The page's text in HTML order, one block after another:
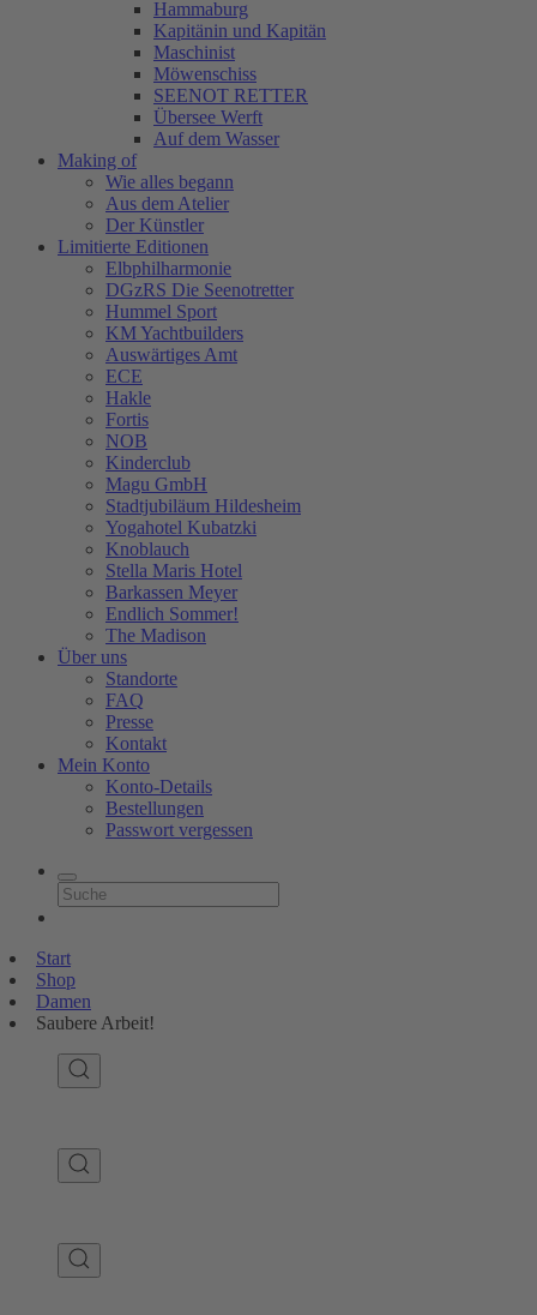
Hammaburg
Kapitänin und Kapitän
Maschinist
Möwenschiss
SEENOT RETTER
Übersee Werft
Auf dem Wasser
Making of
Wie alles begann
Aus dem Atelier
Der Künstler
Limitierte Editionen
Elbphilharmonie
DGzRS Die Seenotretter
Hummel Sport
KM Yachtbuilders
Auswärtiges Amt
ECE
Hakle
Fortis
NOB
Kinderclub
Magu GmbH
Stadtjubiläum Hildesheim
Yogahotel Kubatzki
Knoblauch
Stella Maris Hotel
Barkassen Meyer
Endlich Sommer!
The Madison
Über uns
Standorte
FAQ
Presse
Kontakt
Mein Konto
Konto-Details
Bestellungen
Passwort vergessen
Start
Shop
Damen
Saubere Arbeit!